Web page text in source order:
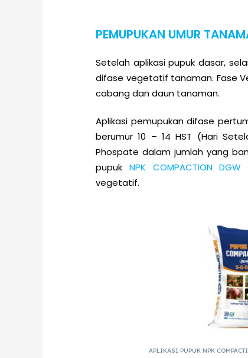
PEMUPUKAN UMUR
Setelah aplikasi pupuk dasar,
difase vegetatif tanaman. Fase
cabang dan daun tanaman.
Aplikasi pemupukan difase
berumur 10 – 14 HST (Hari
Phospate dalam jumlah yang
pupuk NPK COMPACTION DGW
vegetatif.
APLIKASI PUPUK NPK